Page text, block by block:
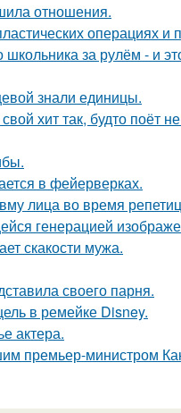
отношения.
операциях и
за рулём - и
знали единицы.
хит так, будто поёт
в фейерверках.
лица во время
генерацией
скакости мужа.
своего парня.
в ремейке Disney.
актера.
премьер-министром